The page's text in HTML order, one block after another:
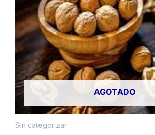
AGOTADO
Sin categorizar